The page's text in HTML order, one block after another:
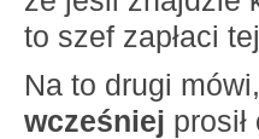
to szef zapłaci
Na to drugi
wcześniej